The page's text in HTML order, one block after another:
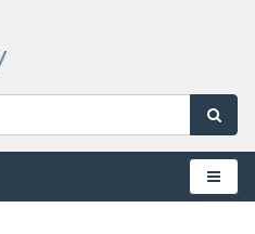
Menú